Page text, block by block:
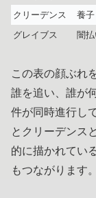
クリーデンス
養子
グレイブス
闇
この表の顔ぶれ
誰を追い、誰が
件が同時進行し
とクリーデンス
的に描かれてい
もつながります。